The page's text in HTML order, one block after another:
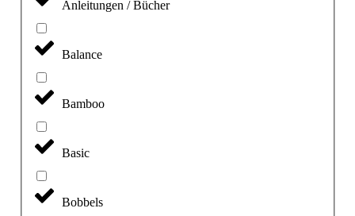
Anleitungen / Bücher
Balance
Bamboo
Basic
Bobbels